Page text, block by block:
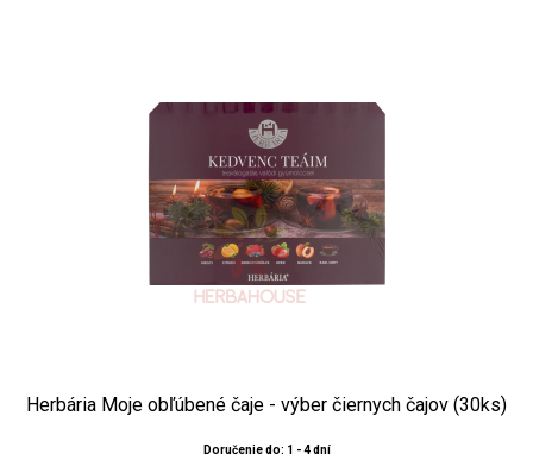
Herbária Moje obľúbené čaje - výber čiernych čajov (30ks)
Doručenie do: 1 - 4 dní